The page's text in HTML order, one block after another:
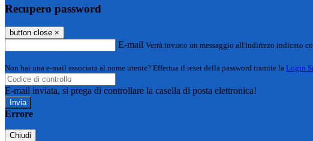
Recupero password
button close ×
E-mail Verrà inviato un messaggio all'indirizzo indicato
Non hai una e-mail associata al nome utente? Effettua il reset della password tramite la Login
E-mail inviata, si prega di controllare la casella di posta elettronica!
Errore
Chiudi